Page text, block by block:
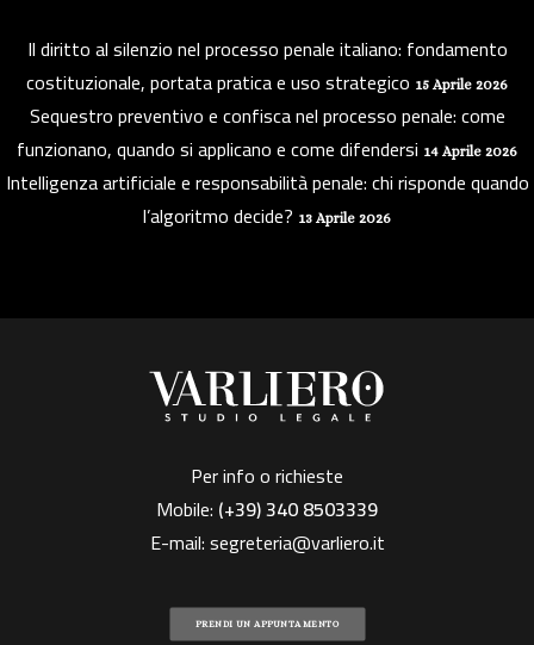
Il diritto al silenzio nel processo penale italiano: fondamento
costituzionale, portata pratica e uso strategico 15 Aprile 2026
Sequestro preventivo e confisca nel processo penale: come
funzionano, quando si applicano e come difendersi 14 Aprile 2026
Intelligenza artificiale e responsabilità penale: chi risponde quando
l’algoritmo decide? 13 Aprile 2026
Per info o richieste
Mobile: (+39)340 8503339
E-mail:segreteria@varliero.it
PRENDI UN APPUNTAMENTO